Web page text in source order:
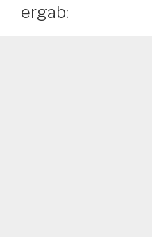
ergab: